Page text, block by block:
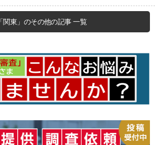
「関東」のその他の記事 一覧